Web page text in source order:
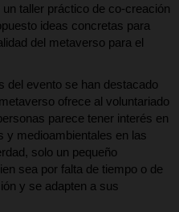
taller práctico de co-creación
ideas concretas para
del metaverso para el
del evento se han destacado
ofrece al voluntariado
parece tener interés en
y medioambientales en las
solo un pequeño
sea por falta de tiempo o de
y se adapten a sus